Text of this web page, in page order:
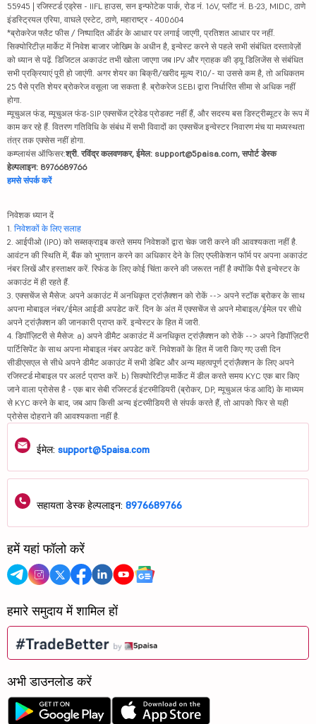
55945 | रजिस्टर्ड एड्रेस - IIFL हाउस, सन इन्फोटेक पार्क, रोड नं. 16V, प्लॉट नं. B-23, MIDC, ठाणे
इंडस्ट्रियल एरिया, वाघले एस्टेट, ठाणे, महाराष्ट्र - 400604
*ब्रोकरेज फ्लैट फीस / निष्पादित ऑर्डर के आधार पर लगाई जाएगी, प्रतिशत आधार पर नहीं.
सिक्योरिटीज़ मार्केट में निवेश बाजार जोखिम के अधीन है, इन्वेस्ट करने से पहले सभी संबंधित दस्तावेज़ों
को ध्यान से पढ़ें. डिजिटल अकाउंट तभी खोला जाएगा जब IPV और ग्राहक की ड्यू डिलिजेंस से संबंधित
सभी प्रक्रियाएं पूरी हो जाएंगी. अगर शेयर का बिक्री/खरीद मूल्य ₹10/- या उससे कम है, तो अधिकतम
25 पैसे प्रति शेयर ब्रोकरेज वसूला जा सकता है. ब्रोकरेज SEBI द्वारा निर्धारित सीमा से अधिक नहीं
होगा.
म्यूचुअल फंड, म्यूचुअल फंड-SIP एक्सचेंज ट्रेडेड प्रोडक्ट नहीं हैं, और सदस्य बस डिस्ट्रीब्यूटर के रूप में
काम कर रहे हैं. वितरण गतिविधि के संबंध में सभी विवादों का एक्सचेंज इन्वेस्टर निवारण मंच या मध्यस्थता
तंत्र तक एक्सेस नहीं होगा.
कम्प्लायंस ऑफिसर:श्री. रविंद्र कलवणकर, ईमेल: support@5paisa.com, सपोर्ट डेस्क
हेल्पलाइन: 8976689766
हमसे संपर्क करें
निवेशक ध्यान दें
1. निवेशकों के लिए सलाह
2. आईपीओ (IPO) को सब्सक्राइब करते समय निवेशकों द्वारा चेक जारी करने की आवश्यकता नहीं है.
आवंटन की स्थिति में, बैंक को भुगतान करने का अधिकार देने के लिए एप्लीकेशन फॉर्म पर अपना अकाउंट
नंबर लिखें और हस्ताक्षर करें. रिफंड के लिए कोई चिंता करने की जरूरत नहीं है क्योंकि पैसे इन्वेस्टर के
अकाउंट में ही रहते हैं.
3. एक्सचेंज से मैसेज: अपने अकाउंट में अनधिकृत ट्रांज़ैक्शन को रोकें --> अपने स्टॉक ब्रोकर के साथ
अपना मोबाइल नंबर/ईमेल आईडी अपडेट करें. दिन के अंत में एक्सचेंज से अपने मोबाइल/ईमेल पर सीधे
अपने ट्रांज़ैक्शन की जानकारी प्राप्त करें. इन्वेस्टर के हित में जारी.
4. डिपॉज़िटरी से मैसेज: a) अपने डीमैट अकाउंट में अनधिकृत ट्रांज़ैक्शन को रोकें --> अपने डिपॉज़िटरी
पार्टिसिपेंट के साथ अपना मोबाइल नंबर अपडेट करें. निवेशकों के हित में जारी किए गए उसी दिन
सीडीएसएल से सीधे अपने डीमैट अकाउंट में सभी डेबिट और अन्य महत्वपूर्ण ट्रांज़ैक्शन के लिए अपने
रजिस्टर्ड मोबाइल पर अलर्ट प्राप्त करें. b) सिक्योरिटीज़ मार्केट में डील करते समय KYC एक बार किए
जाने वाला प्रोसेस है - एक बार सेबी रजिस्टर्ड इंटरमीडियरी (ब्रोकर, DP, म्यूचुअल फंड आदि) के माध्यम
से KYC करने के बाद, जब आप किसी अन्य इंटरमीडियरी से संपर्क करते हैं, तो आपको फिर से यही
प्रोसेस दोहराने की आवश्यकता नहीं है.
ईमेल: support@5paisa.com
सहायता डेस्क हेल्पलाइन: 8976689766
हमें यहां फॉलो करें
हमारे समुदाय में शामिल हों
अभी डाउनलोड करें